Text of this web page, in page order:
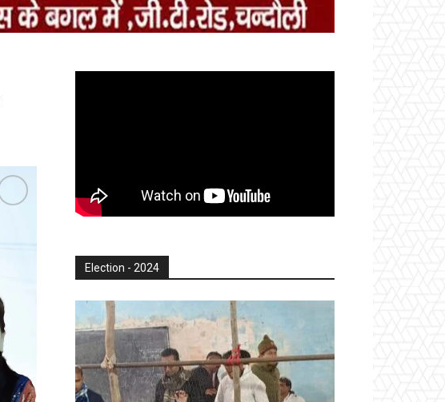
Election - 2024